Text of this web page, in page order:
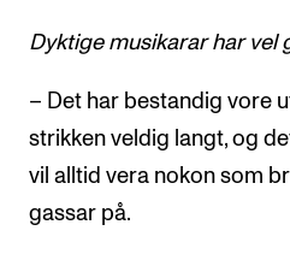
Dyktige musikarar har vel
– Det har bestandig vore
strikken veldig langt, og
vil alltid vera nokon som
gassar på.